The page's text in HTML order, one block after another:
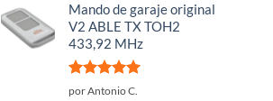
Mando de garaje original
V2 ABLE TX TOH2
433,92 MHz
Valorado
por Antonio C.